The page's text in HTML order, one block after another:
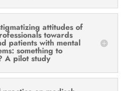
attitudes of
towards
patients with mental
something to
A pilot study